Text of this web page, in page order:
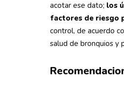
acotar ese dato; los
factores de riesgo
control, de acuerdo
salud de bronquios y